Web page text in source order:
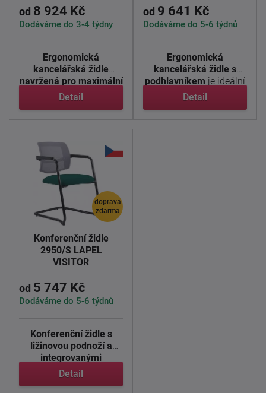
od 8 924 Kč
Dodáváme do 3-4 týdny
Ergonomická
kancelářská židle
navržená pro maximální
komfort a zdravé ...
Detail
od 9 641 Kč
Dodáváme do 5-6 týdnů
Ergonomická
kancelářská židle s
podhlavníkem je ideální
volbou pro ...
Detail
doprava
zdarma
Konferenční židle
2950/S LAPEL
VISITOR
od 5 747 Kč
Dodáváme do 5-6 týdnů
Konferenční židle s
ližinovou podnoží a
integrovanými
područkami ...
Detail